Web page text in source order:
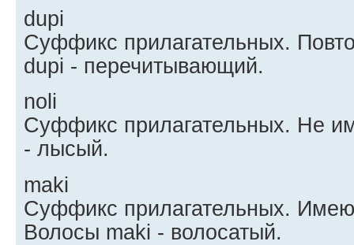
dupi
Суффикс прилагательных.
dupi - перечитывающий.
noli
Суффикс прилагательных. Не
- лысый.
maki
Суффикс прилагательных.
Волосы maki - волосатый.